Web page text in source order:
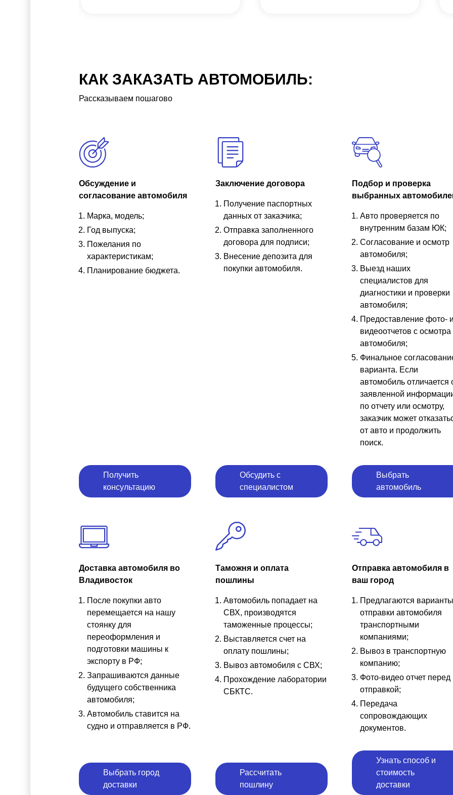
КАК ЗАКАЗАТЬ АВТОМОБИЛЬ:
Рассказываем пошагово
Обсуждение и
согласование автомобиля
Марка, модель;
Год выпуска;
Пожелания по
характеристикам;
Планирование бюджета.
Получить
консультацию
Заключение договора
Получение паспортных
данных от заказчика;
Отправка заполненного
договора для подписи;
Внесение депозита для
покупки автомобиля.
Обсудить с
специалистом
Подбор и проверка
выбранных
Авто проверяется по
внутренним базам ЮК;
Согласование и осмотр
автомобиля;
Выезд наших
специалистов для
диагностики и проверки
автомобиля;
Предоставление фото- и
видеоотчетов с осмотра
автомобиля;
Финальное
варианта. Если
автомобиль отличается
заявленной
по отчету или осмотру,
заказчик может
от авто и продолжить
поиск.
Выбрать
автомобиль
Доставка автомобиля во
Владивосток
После покупки авто
перемещается на нашу
стоянку для
переоформления и
подготовки машины к
экспорту в РФ;
Запрашиваются данные
будущего собственника
автомобиля;
Автомобиль ставится на
судно и отправляется в РФ.
Выбрать город
доставки
Таможня и оплата
пошлины
Автомобиль попадает на
СВХ, производятся
таможенные процессы;
Выставляется счет на
оплату пошлины;
Вывоз автомобиля с СВХ;
Прохождение лаборатории
СБКТС.
Рассчитать
пошлину
Отправка автомобиля в
ваш город
Предлагаются варианты
отправки автомобиля
транспортными
компаниями;
Вывоз в транспортную
компанию;
Фото-видео отчет перед
отправкой;
Передача
сопровождающих
документов.
Узнать способ и
стоимость
доставки